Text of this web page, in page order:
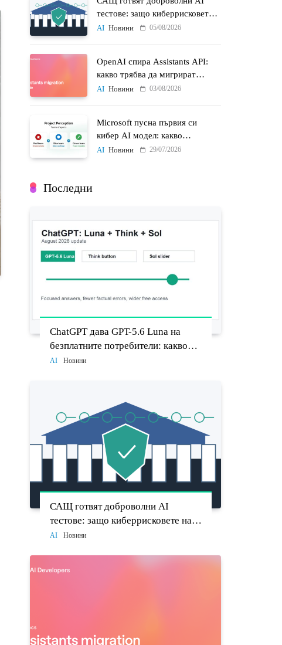
тестове: защо киберрисковете
на моделите стават
AI Новини 05/08/2026
OpenAI спира Assistants API:
какво трябва да мигрират
разработчиците до 26 август
AI Новини 03/08/2026
Microsoft пусна първия си
кибер AI модел: какво
променят MAI-Cyber-1-Flash и
AI Новини 29/07/2026
Последни
ChatGPT дава GPT-5.6 Luna на
безплатните потребители: какво
променят Think бутонът и новият
AI Новини
САЩ готвят доброволни AI
тестове: защо киберрисковете на
моделите стават политически
AI Новини